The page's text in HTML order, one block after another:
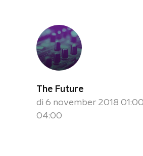
The Future
di 6 november 2018
04:00